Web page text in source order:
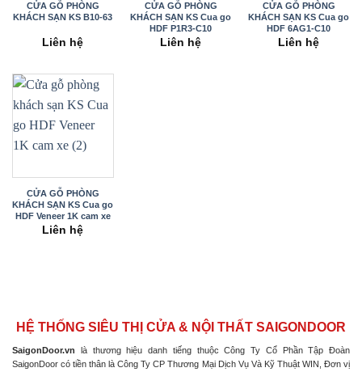
CỬA GỖ PHÒNG
KHÁCH SẠN KS B10-63
Liên hệ
CỬA GỖ PHÒNG
KHÁCH SẠN KS Cua go
HDF P1R3-C10
Liên hệ
CỬA GỖ PHÒNG
KHÁCH SẠN KS Cua go
HDF 6AG1-C10
Liên hệ
CỬA GỖ PHÒNG
KHÁCH SẠN KS Cua go
HDF Veneer 1K cam xe
(2)
Liên hệ
HỆ THỐNG SIÊU THỊ CỬA & NỘI THẤT SAIGONDOOR
SaigonDoor.vn là thương hiệu danh tiếng thuộc Công Ty Cổ Phần Tập Đoàn
SaigonDoor có tiền thân là Công Ty CP Thương Mại Dịch Vụ Và Kỹ Thuật WIN, Đơn vị